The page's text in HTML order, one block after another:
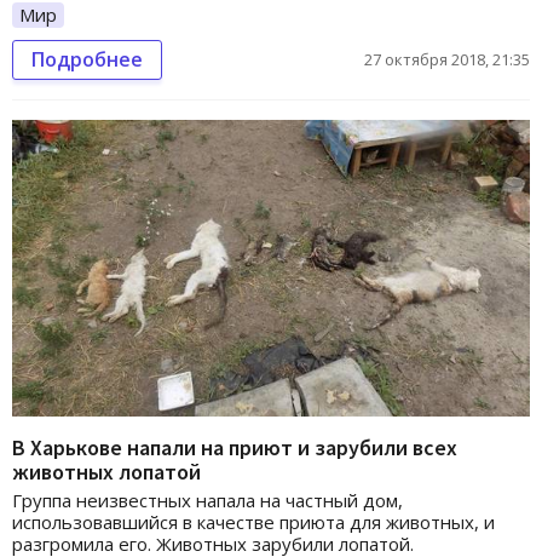
Мир
Подробнее 27 октября 2018, 21:35
В Харькове напали на приют и зарубили всех
животных лопатой
Группа неизвестных напала на частный дом,
использовавшийся в качестве приюта для животных, и
разгромила его. Животных зарубили лопатой.